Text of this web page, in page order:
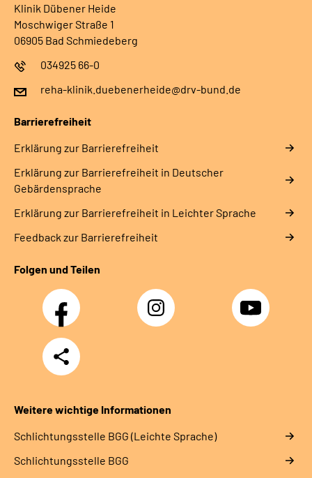
Klinik Dübener Heide
Moschwiger Straße 1
06905 Bad Schmiedeberg
034925 66-0
reha-klinik.duebenerheide@drv-bund.de
Barrierefreiheit
Erklärung zur Barrierefreiheit
Erklärung zur Barrierefreiheit in Deutscher
Gebärdensprache
Erklärung zur Barrierefreiheit in Leichter Sprache
Feedback zur Barrierefreiheit
Folgen und Teilen
Facebook Instagram YouTube
Teilen
Weitere wichtige Informationen
Schlich­tungs­stel­le BGG (Leichte Sprache)
Schlich­tungs­stel­le BGG